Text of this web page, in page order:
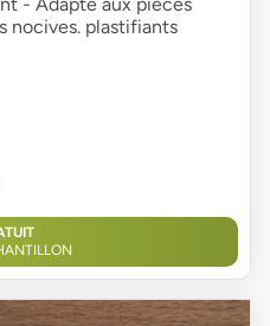
nocives. plastifiants